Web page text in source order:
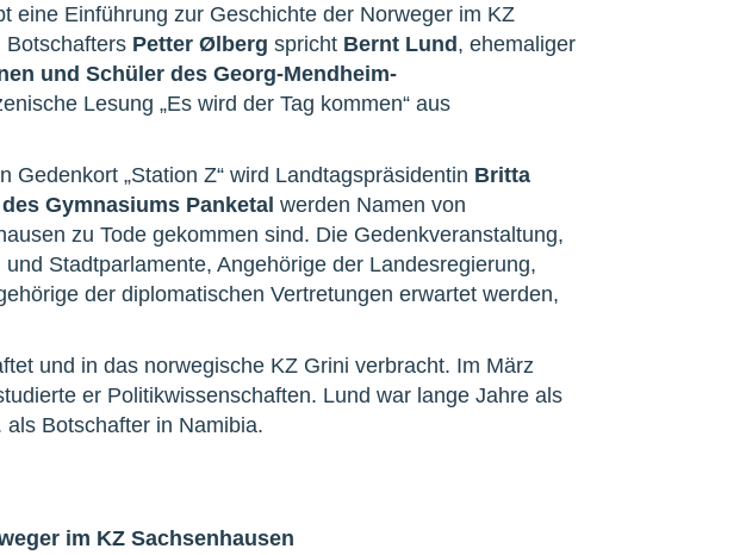
eine Einführung zur Geschichte der Norweger im KZ
Botschafters Petter Ølberg spricht Bernt Lund, ehemaliger
und Schüler des Georg-Mendheim-
Lesung „Es wird der Tag kommen“ aus
„Station Z“ wird Landtagspräsidentin Britta
Gymnasiums Panketal werden Namen von
zu Tode gekommen sind. Die Gedenkveranstaltung,
Stadtparlamente, Angehörige der Landesregierung,
der diplomatischen Vertretungen erwartet werden,
und in das norwegische KZ Grini verbracht. Im März
er Politikwissenschaften. Lund war lange Jahre als
Botschafter in Namibia.
im KZ Sachsenhausen